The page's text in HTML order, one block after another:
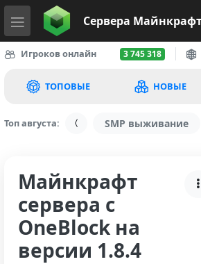
Сервера
Игроков онлайн 3 745 318
ТОПОВЫЕ НОВЫЕ
Топ августа: SMP выживание
Майнкрафт
сервера с
OneBlock на
версии 1.8.4